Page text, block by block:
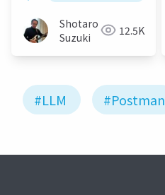
Shotaro
Suzuki
12.5K
#LLM #Postman